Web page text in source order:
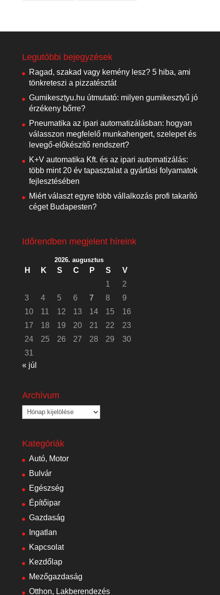
Legutóbbi bejegyzések
Ragad, szakad vagy kemény lesz? 5 hiba, ami
tönkreteszi a pizzatésztát
Gumikesztyu.hu útmutató: milyen gumikesztyű jó
érzékeny bőrre?
Pneumatika az ipari automatizálásban: hogyan
válasszon megfelelő munkahengert, szelepet és
levegő-előkészítő rendszert?
K+V automatika Kft. és az ipari automatizálás:
több mint 20 év tapasztalat a gyártási folyamatok
fejlesztésében
Miért választ egyre több vállalkozás profi takarító
céget Budapesten?
Időrendben megjelent híreink
2026. augusztus
H K S C P S
V
1
2
3
4 5 6 7 8
9
10
11 12 13 14 15
16
17
18 19 20 21 22
23
24
25 26 27 28 29
30
31
« júl
Archívum
Archívum
Kategóriák
Autó, Motor
Bulvár
Egészség
Építőipar
Gazdaság
Ingatlan
Kapcsolat
Kezdőlap
Mezőgazdaság
Otthon, Lakberendezés